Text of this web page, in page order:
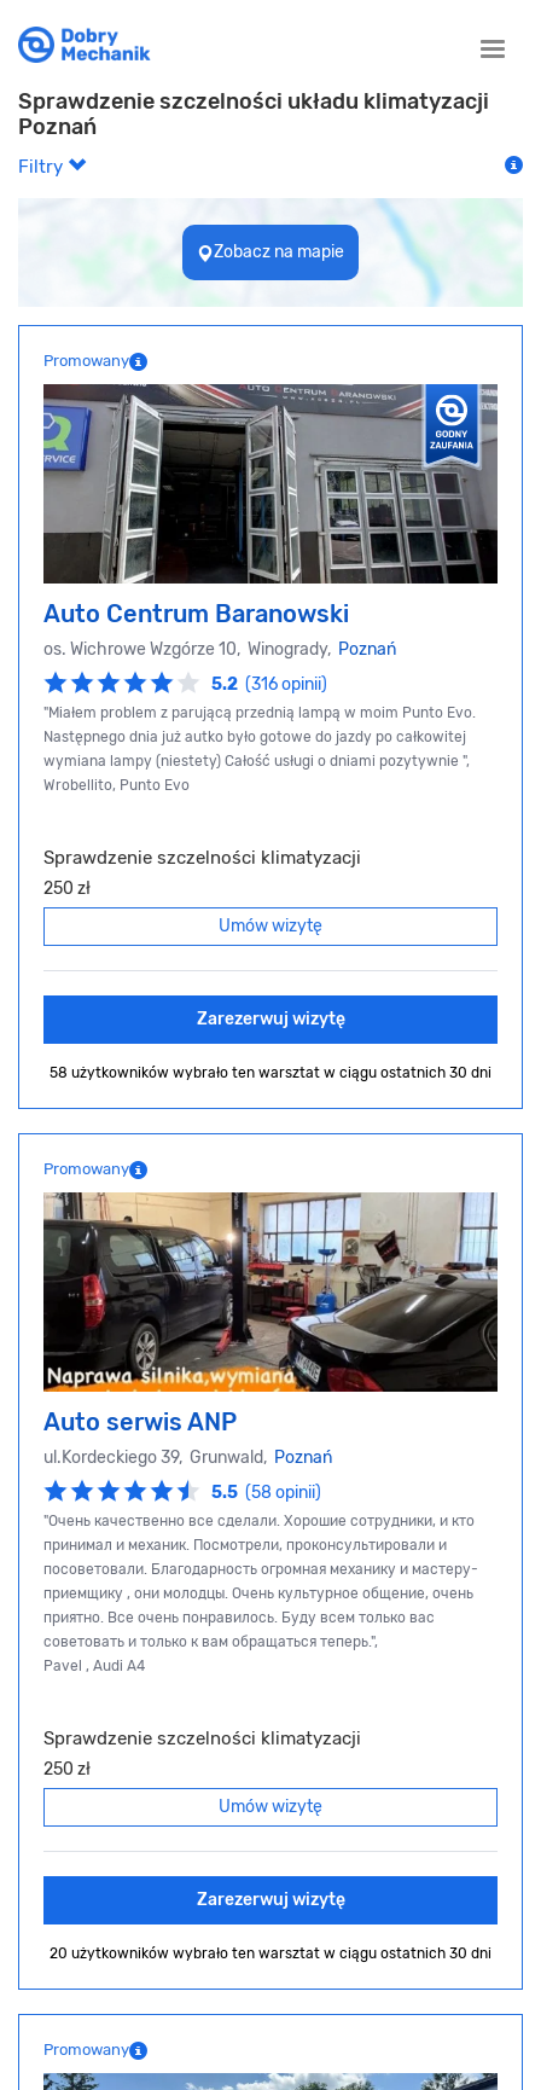
Toggle
Sprawdzenie szczelności układu klimatyzacji
Poznań
Filtry
Zobacz na mapie
Promowany
Auto Centrum Baranowski
os. Wichrowe Wzgórze 10, Winogrady, Poznań
5.2 (316 opinii)
"Miałem problem z parującą przednią lampą w moim Punto Evo.
Następnego dnia już autko było gotowe do jazdy po całkowitej
wymiana lampy (niestety) Całość usługi o dniami pozytywnie ",
Wrobellito, Punto Evo
Sprawdzenie szczelności klimatyzacji
250 zł
Umów wizytę
Zarezerwuj wizytę
58 użytkowników wybrało ten warsztat w ciągu ostatnich 30 dni
Promowany
Auto serwis ANP
ul.Kordeckiego 39, Grunwald, Poznań
5.5 (58 opinii)
"Очень качественно все сделали. Хорошие сотрудники, и кто
принимал и механик. Посмотрели, проконсультировали и
посоветовали. Благодарность огромная механику и мастеру-
приемщику , они молодцы. Очень культурное общение, очень
приятно. Все очень понравилось. Буду всем только вас
советовать и только к вам обращаться теперь.",
Pavel , Audi A4
Sprawdzenie szczelności klimatyzacji
250 zł
Umów wizytę
Zarezerwuj wizytę
20 użytkowników wybrało ten warsztat w ciągu ostatnich 30 dni
Promowany